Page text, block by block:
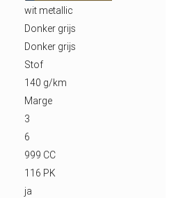
wit metallic
Donker grijs
Donker grijs
Stof
140 g/km
Marge
3
6
999 CC
116 PK
ja